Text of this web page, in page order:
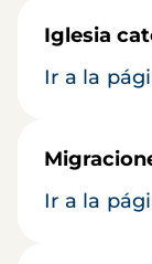
Iglesia
Ir a la
Ir a la